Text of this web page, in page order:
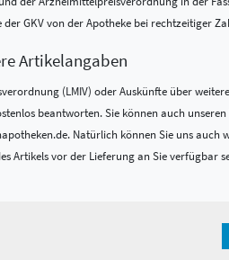
GKV von der Apotheke bei rechtzeitiger
Artikelangaben
(LMIV) oder Auskünfte über
beantworten. Sie können auch
Natürlich können Sie uns auch
Artikels vor der Lieferung an Sie verfügbar